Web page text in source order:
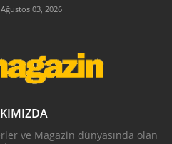
03, 2026
ve Magazin dünyasında olan